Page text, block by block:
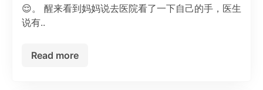
😌。 醒来看到妈妈说去医院看了一下自己的手，医生
说有..
Read more